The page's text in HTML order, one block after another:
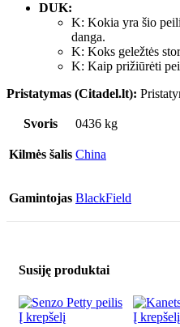
DUK:
K: Kokia yra šio
danga.
K: Koks geležtės
K: Kaip prižiūrėti
Pristatymas (Citadel.lt):
Svoris 0436 kg
Kilmės šalis China
Gamintojas BlackField
Susiję produktai
Į krepšelį
Į krepšelį